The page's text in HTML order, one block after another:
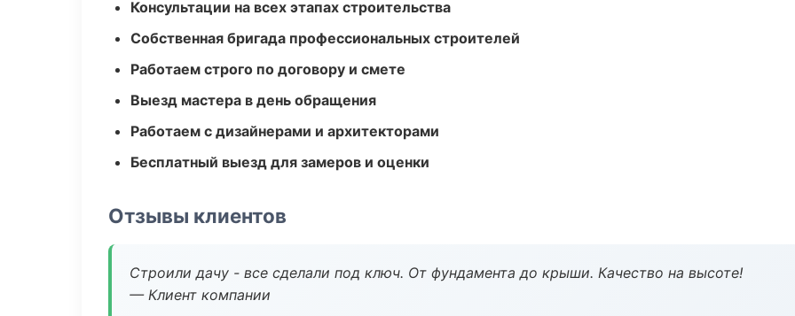
Консультации на всех этапах строительства
Собственная бригада профессиональных строителей
Работаем строго по договору и смете
Выезд мастера в день обращения
Работаем с дизайнерами и архитекторами
Бесплатный выезд для замеров и оценки
Отзывы клиентов
Строили дачу - все сделали под ключ. От фундамента до крыши. Качество на высоте!
— Клиент компании